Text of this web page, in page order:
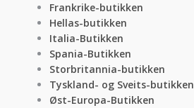
Frankrike-butikken
Hellas-butikken
Italia-Butikken
Spania-Butikken
Storbritannia-butikken
Tyskland- og Sveits-butikken
Øst-Europa-Butikken